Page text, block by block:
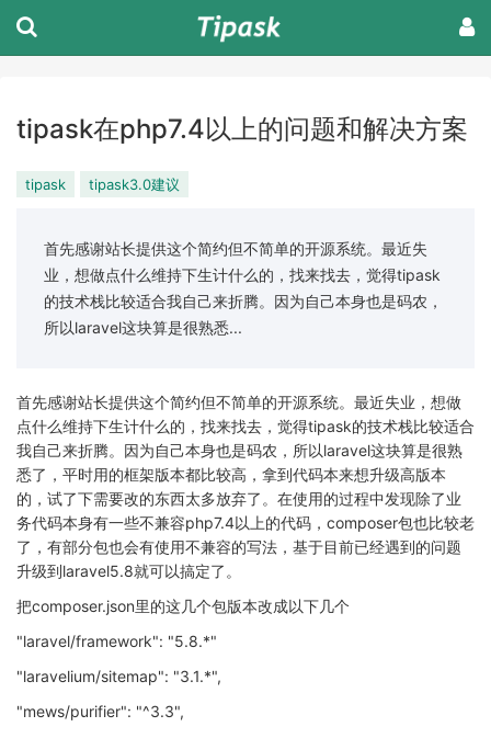
tipask在php7.4以上的问题和解决方案
tipask tipask3.0建议
首先感谢站长提供这个简约但不简单的开源系统。最近失
业，想做点什么维持下生计什么的，找来找去，觉得tipask
的技术栈比较适合我自己来折腾。因为自己本身也是码农，
所以laravel这块算是很熟悉...
首先感谢站长提供这个简约但不简单的开源系统。最近失业，想做
点什么维持下生计什么的，找来找去，觉得tipask的技术栈比较适合
我自己来折腾。因为自己本身也是码农，所以laravel这块算是很熟
悉了，平时用的框架版本都比较高，拿到代码本来想升级高版本
的，试了下需要改的东西太多放弃了。在使用的过程中发现除了业
务代码本身有一些不兼容php7.4以上的代码，composer包也比较老
了，有部分包也会有使用不兼容的写法，基于目前已经遇到的问题
升级到laravel5.8就可以搞定了。
把composer.json里的这几个包版本改成以下几个
"laravel/framework": "5.8.*"
"laravelium/sitemap": "3.1.*",
"mews/purifier": "^3.3",